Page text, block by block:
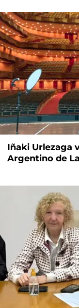
Iñaki Urlezaga
Argentino de